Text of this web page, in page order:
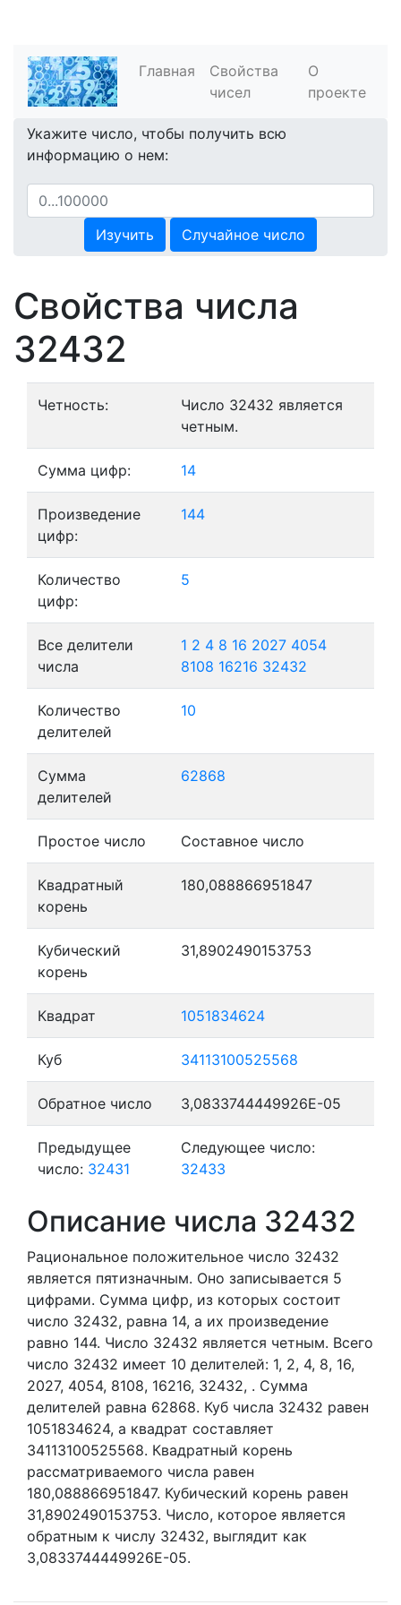
Главная
Свойства
чисел
О
проекте
Укажите число, чтобы получить всю
информацию о нем:
Изучить Случайное число
Свойства числа
32432
Четность:
Число 32432 является
четным.
Сумма цифр: 14
Произведение
цифр:
144
Количество
цифр:
5
Все делители
числа
1 2 4 8 16 2027 4054
8108 16216 32432
Количество
делителей
10
Сумма
делителей
62868
Простое число Составное число
Квадратный
корень
180,088866951847
Кубический
корень
31,8902490153753
Квадрат 1051834624
Куб 34113100525568
Обратное число 3,0833744449926E-05
Предыдущее
число: 32431
Следующее число:
32433
Описание числа 32432
Рациональное положительное число 32432
является пятизначным. Оно записывается 5
цифрами. Сумма цифр, из которых состоит
число 32432, равна 14, а их произведение
равно 144. Число 32432 является четным. Всего
число 32432 имеет 10 делителей: 1, 2, 4, 8, 16,
2027, 4054, 8108, 16216, 32432, . Сумма
делителей равна 62868. Куб числа 32432 равен
1051834624, а квадрат составляет
34113100525568. Квадратный корень
рассматриваемого числа равен
180,088866951847. Кубический корень равен
31,8902490153753. Число, которое является
обратным к числу 32432, выглядит как
3,0833744449926E-05.